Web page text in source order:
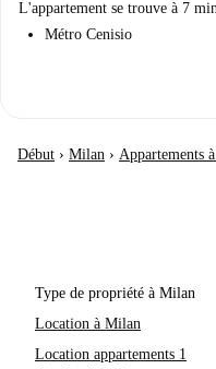
L'appartement se trouve à 7
Métro Cenisio
Début › Milan › Appartements
Type de propriété à Milan
Location à Milan
Location appartements 1